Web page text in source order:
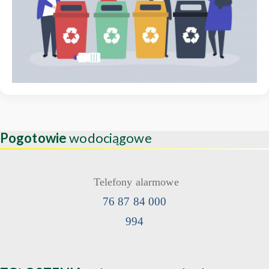
Pogotowiewodociągowe
Telefony alarmowe
76 87 84 000
994